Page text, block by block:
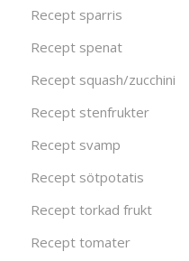
Recept sparris
Recept spenat
Recept squash/zucchini
Recept stenfrukter
Recept svamp
Recept sötpotatis
Recept torkad frukt
Recept tomater